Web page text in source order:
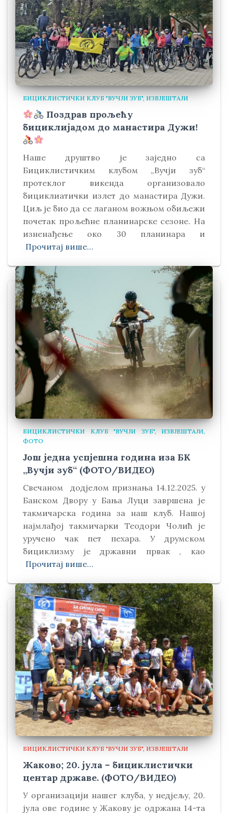
БИЦИКЛИСТИЧКИ КЛУБ "ВУЧЈИ ЗУБ" ИЗВЈЕШТАЈИ
Поздрав прољећу
бициклијадом до манастира Дужи!
Наше друштво је заједно са
Бициклистичким клубом „Вучји зуб“
протеклог викенда организовало
бициклиатички излет до манастира Дужи.
Циљ је био да се лаганом вожњом обиљежи
почетак прољећне планинарске сезоне. На
изненађење око 30 планинара и
Прочитај више…
БИЦИКЛИСТИЧКИ КЛУБ "ВУЧЈИ ЗУБ"
ИЗВЈЕШТАЈИ
ФОТО
Још једна успјешна година иза БК
„Вучји зуб“ (ФОТО/ВИДЕО)
Свечаном додјелом признања 14.12.2025. у
Банском Двору у Бања Луци завршена је
такмичарска година за наш клуб. Нашој
најмлађој такмичарки Теодори Чолић је
уручено чак пет пехара. У друмском
бициклизму је државни првак , као
Прочитај више…
БИЦИКЛИСТИЧКИ КЛУБ "ВУЧЈИ ЗУБ" ИЗВЈЕШТАЈИ
Жаково; 20. јула – бициклистички
центар државе. (ФОТО/ВИДЕО)
У организацији нашег клуба, у недjељу, 20.
јула ове године у Жакову је одржана 14-та